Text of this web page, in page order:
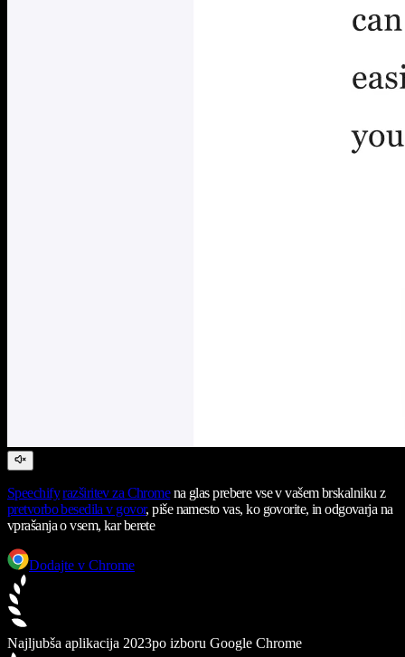
Speechify razširitev za Chromena glas prebere vse v vašem brskalniku z
pretvorbo besedila v govor, piše namesto vas, ko govorite, in odgovarja na
vprašanja o vsem, kar berete
Dodajte v Chrome
Najljubša aplikacija 2023po izboru Google Chrome